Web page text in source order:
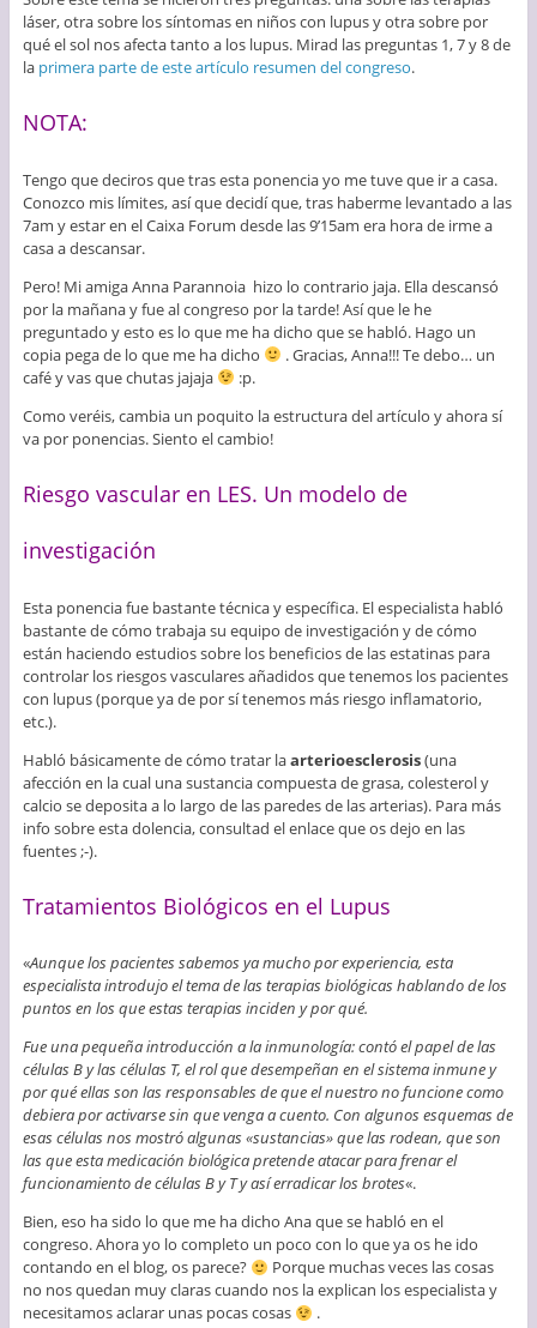
láser, otra sobre los síntomas en niños con lupus y otra sobre por
qué el sol nos afecta tanto a los lupus. Mirad las preguntas 1, 7 y 8 de
la primera parte de este artículo resumen del congreso.
NOTA:
Tengo que deciros que tras esta ponencia yo me tuve que ir a casa.
Conozco mis límites, así que decidí que, tras haberme levantado a las
7am y estar en el Caixa Forum desde las 9’15am era hora de irme a
casa a descansar.
Pero! Mi amiga Anna Parannoia hizo lo contrario jaja. Ella descansó
por la mañana y fue al congreso por la tarde! Así que le he
preguntado y esto es lo que me ha dicho que se habló. Hago un
copia pega de lo que me ha dicho
. Gracias, Anna!!! Te debo… un
café y vas que chutas jajaja
:p.
Como veréis, cambia un poquito la estructura del artículo y ahora sí
va por ponencias. Siento el cambio!
Riesgo vascular en LES. Un modelo de
investigación
Esta ponencia fue bastante técnica y específica. El especialista habló
bastante de cómo trabaja su equipo de investigación y de cómo
están haciendo estudios sobre los beneficios de las estatinas para
controlar los riesgos vasculares añadidos que tenemos los pacientes
con lupus (porque ya de por sí tenemos más riesgo inflamatorio,
etc.).
Habló básicamente de cómo tratar laarterioesclerosis(una
afección en la cual una sustancia compuesta de grasa, colesterol y
calcio se deposita a lo largo de las paredes de las arterias). Para más
info sobre esta dolencia, consultad el enlace que os dejo en las
fuentes ;-).
Tratamientos Biológicos en el Lupus
«Aunque los pacientes sabemos ya mucho por experiencia, esta
especialista introdujo el tema de las terapias biológicas hablando de los
puntos en los que estas terapias inciden y por qué.
Fue una pequeña introducción a la inmunología: contó el papel de las
células B y las células T, el rol que desempeñan en el sistema inmune y
por qué ellas son las responsables de que el nuestro no funcione como
debiera por activarse sin que venga a cuento. Con algunos esquemas de
esas células nos mostró algunas «sustancias» que las rodean, que son
las que esta medicación biológica pretende atacar para frenar el
funcionamiento de células B y T y así erradicar los brotes«.
Bien, eso ha sido lo que me ha dicho Ana que se habló en el
congreso. Ahora yo lo completo un poco con lo que ya os he ido
contando en el blog, os parece?
Porque muchas veces las cosas
no nos quedan muy claras cuando nos la explican los especialista y
necesitamos aclarar unas pocas cosas
.